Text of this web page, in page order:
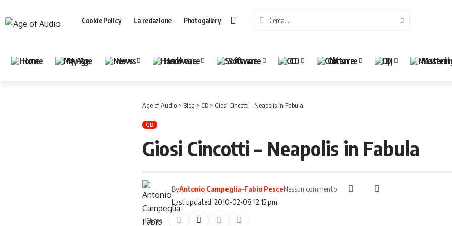
Cookie Policy La redazione Photogallery
Home My Age News Hardware Software CD Chitarre DJ
Age of Audio > Blog > CD > Giosi Cincotti – Neapolis in Fabula
CD
Giosi Cincotti – Neapolis in Fabula
Last updated: 2010-02-08 12:15 pm
ByAntonio Campeglia-Fabio PesceNessun commento
Share